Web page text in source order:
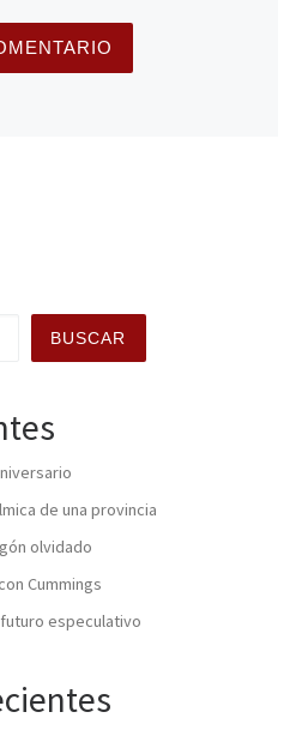
BUSCAR
de una provincia
olvidado
Cummings
futuro especulativo